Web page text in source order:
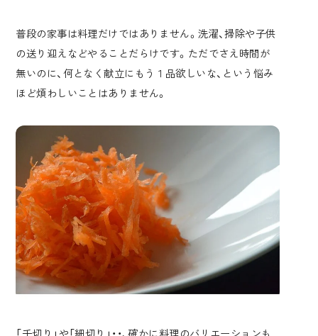
普段の家事は料理だけではありません。洗濯、掃除や子供
の送り迎えなどやることだらけです。ただでさえ時間が
無いのに、何となく献立にもう１品欲しいな、という悩み
ほど煩わしいことはありません。
「千切り」や「細切り」 ・・、確かに料理のバリエーションも